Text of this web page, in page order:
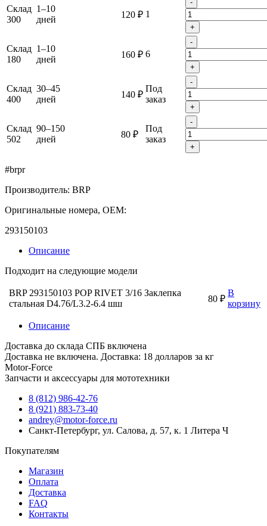
Склад
300
1–10
дней
120 ₽ 1
-
+
Склад
180
1–10
дней
160 ₽ 6
-
+
Склад
400
30–45
дней
140 ₽
Под
заказ
-
+
Склад
502
90–150
дней
80 ₽
Под
заказ
-
+
#brpr
Производитель: BRP
Оригинальные номера, OEM:
293150103
Описание
Подходит на следующие модели
BRP 293150103 POP RIVET 3/16 Заклепка
стальная D4.76/L3.2-6.4 шш
80 ₽
В
корзину
Описание
Доставка до склада СПБ включена
Доставка не включена. Доставка: 18 долларов за кг
Motor-Force
Запчасти и аксессуары для мототехники
8 (812) 986-42-76
8 (921) 883-73-40
andrey@motor-force.ru
Санкт-Петербург, ул. Салова, д. 57, к. 1 Литера Ч
Покупателям
Магазин
Оплата
Доставка
FAQ
Контакты